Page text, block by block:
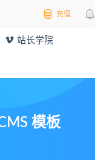
充值
站长学院
模板